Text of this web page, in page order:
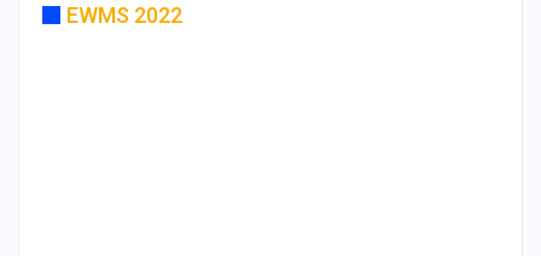
EWMS 2022